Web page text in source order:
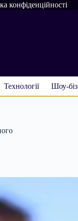
конфіденційності
Технології Шоу-біз